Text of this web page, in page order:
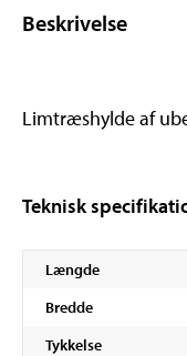
Beskrivelse
Limtræshylde af
Teknisk
Længde
Bredde
Tykkelse